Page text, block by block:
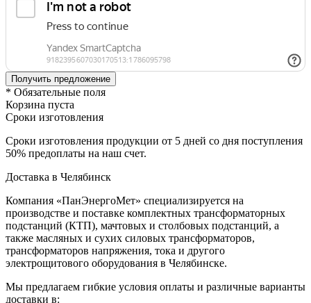
* Обязательные поля
Корзина пуста
Сроки изготовления
Сроки изготовления продукции от 5 дней со дня поступления
50% предоплаты на наш счет.
Доставка в Челябинск
Компания «ПанЭнергоМет» специализируется на
производстве и поставке комплектных трансформаторных
подстанций (КТП), мачтовых и столбовых подстанций, а
также масляных и сухих силовых трансформаторов,
трансформаторов напряжения, тока и другого
электрощитового оборудования в Челябинске.
Мы предлагаем гибкие условия оплаты и различные варианты
доставки в: